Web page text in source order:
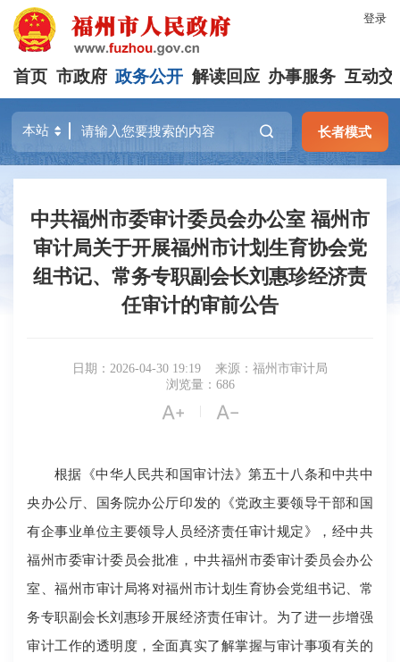
登录
首页 市政府 政务公开 解读回应 办事服务 互动交
长者模式
中共福州市委审计委员会办公室 福州市
审计局关于开展福州市计划生育协会党
组书记、常务专职副会长刘惠珍经济责
任审计的审前公告
日期：2026-04-30 19:19
来源：福州市审计局
浏览量：686
 | 
根据《中华人民共和国审计法》第五十八条和中共中
央办公厅、国务院办公厅印发的《党政主要领导干部和国
有企事业单位主要领导人员经济责任审计规定》，经中共
福州市委审计委员会批准，中共福州市委审计委员会办公
室、福州市审计局将对福州市计划生育协会党组书记、常
务专职副会长刘惠珍开展经济责任审计。为了进一步增强
审计工作的透明度，全面真实了解掌握与审计事项有关的